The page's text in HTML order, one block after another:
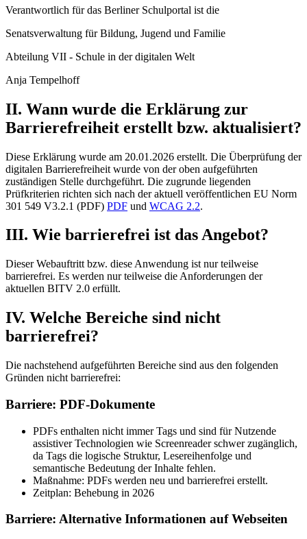
Verantwortlich für das Berliner Schulportal ist die
Senatsverwaltung für Bildung, Jugend und Familie
Abteilung VII - Schule in der digitalen Welt
Anja Tempelhoff
II. Wann wurde die Erklärung zur
Barrierefreiheit erstellt bzw. aktualisiert?
Diese Erklärung wurde am 20.01.2026 erstellt. Die Überprüfung der
digitalen Barrierefreiheit wurde von der oben aufgeführten
zuständigen Stelle durchgeführt. Die zugrunde liegenden
Prüfkriterien richten sich nach der aktuell veröffentlichen EU Norm
301 549 V3.2.1 (PDF) PDF und WCAG 2.2.
III. Wie barrierefrei ist das Angebot?
Dieser Webauftritt bzw. diese Anwendung ist nur teilweise
barrierefrei. Es werden nur teilweise die Anforderungen der
aktuellen BITV 2.0 erfüllt.
IV. Welche Bereiche sind nicht
barrierefrei?
Die nachstehend aufgeführten Bereiche sind aus den folgenden
Gründen nicht barrierefrei:
Barriere: PDF-Dokumente
PDFs enthalten nicht immer Tags und sind für Nutzende
assistiver Technologien wie Screenreader schwer zugänglich,
da Tags die logische Struktur, Lesereihenfolge und
semantische Bedeutung der Inhalte fehlen.
Maßnahme: PDFs werden neu und barrierefrei erstellt.
Zeitplan: Behebung in 2026
Barriere: Alternative Informationen auf Webseiten